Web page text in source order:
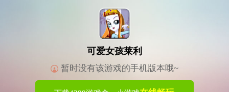
可爱女孩莱利
暂时没有该游戏的手机版本哦~